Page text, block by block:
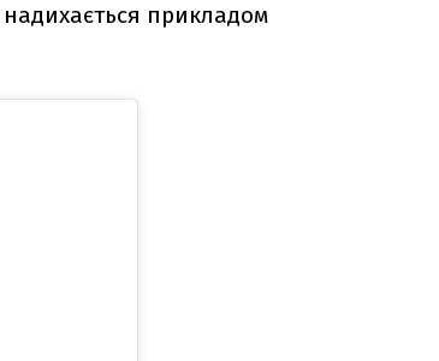
надихається прикладом